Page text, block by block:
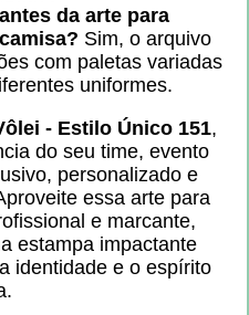
da arte para
Sim, o arquivo
com paletas variadas
uniformes.
- Estilo Único 151,
do seu time, evento
personalizado e
essa arte para
e marcante,
estampa impactante
identidade e o espírito